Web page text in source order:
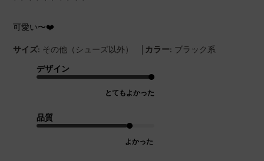
可愛い〜❤️
サイズ: その他（シューズ以外） | カラー: ブラック系
デザイン
とてもよかった
品質
よかった